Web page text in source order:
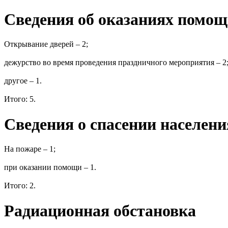
Сведения об оказаниях
Открывание дверей – 2;
дежурство во время проведения праздничного мероприятия – 2;
другое – 1.
Итого: 5.
Сведения о спасении
На пожаре – 1;
при оказании помощи – 1.
Итого: 2.
Радиационная обстановка